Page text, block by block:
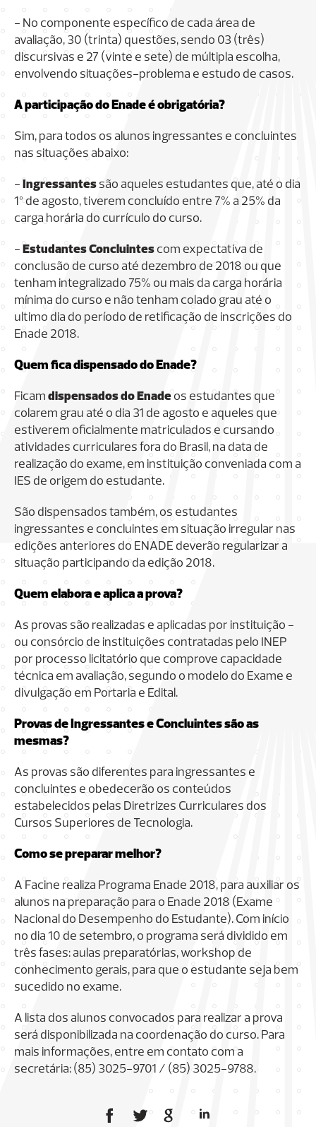
- No componente específico de cada área de
avaliação, 30 (trinta) questões, sendo 03 (três)
discursivas e 27 (vinte e sete) de múltipla escolha,
envolvendo situações-problema e estudo de casos.
A participação do Enade é obrigatória?
Sim, para todos os alunos ingressantes e concluintes
nas situações abaixo:
- Ingressantes são aqueles estudantes que, até o dia
1º de agosto, tiverem concluído entre 7% a 25% da
carga horária do currículo do curso.
- Estudantes Concluintes com expectativa de
conclusão de curso até dezembro de 2018 ou que
tenham integralizado 75% ou mais da carga horária
mínima do curso e não tenham colado grau até o
ultimo dia do período de retificação de inscrições do
Enade 2018.
Quem fica dispensado do Enade?
Ficam dispensados do Enade os estudantes que
colarem grau até o dia 31 de agosto e aqueles que
estiverem oficialmente matriculados e cursando
atividades curriculares fora do Brasil, na data de
realização do exame, em instituição conveniada com a
IES de origem do estudante.
São dispensados também, os estudantes
ingressantes e concluintes em situação irregular nas
edições anteriores do ENADE deverão regularizar a
situação participando da edição 2018.
Quem elabora e aplica a prova?
As provas são realizadas e aplicadas por instituição -
ou consórcio de instituições contratadas pelo INEP
por processo licitatório que comprove capacidade
técnica em avaliação, segundo o modelo do Exame e
divulgação em Portaria e Edital.
Provas de Ingressantes e Concluintes são as
mesmas?
As provas são diferentes para ingressantes e
concluintes e obedecerão os conteúdos
estabelecidos pelas Diretrizes Curriculares dos
Cursos Superiores de Tecnologia.
Como se preparar melhor?
A Facine realiza Programa Enade 2018, para auxiliar os
alunos na preparação para o Enade 2018 (Exame
Nacional do Desempenho do Estudante). Com início
no dia 10 de setembro, o programa será dividido em
três fases: aulas preparatórias, workshop de
conhecimento gerais, para que o estudante seja bem
sucedido no exame.
A lista dos alunos convocados para realizar a prova
será disponibilizada na coordenação do curso. Para
mais informações, entre em contato com a
secretária: (85) 3025-9701 / (85) 3025-9788.